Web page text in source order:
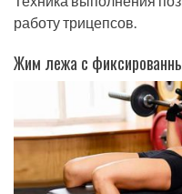
работу трицепсов.
Жим лежа с